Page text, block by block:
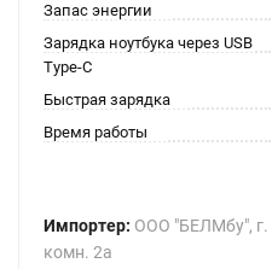
Запас энергии
Зарядка ноутбука через USB
Type-C
Быстрая зарядка
Время работы
Импортер: ООО "БЕЛМбу", г.
комн. 2а